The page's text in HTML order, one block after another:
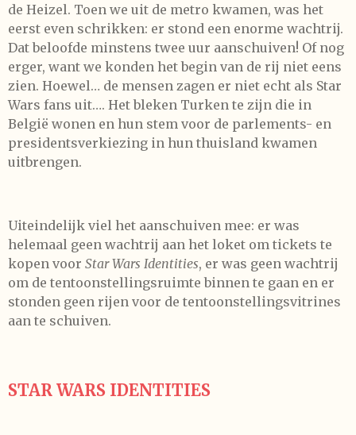
de Heizel. Toen we uit de metro kwamen, was het
eerst even schrikken: er stond een enorme wachtrij.
Dat beloofde minstens twee uur aanschuiven! Of nog
erger, want we konden het begin van de rij niet eens
zien. Hoewel… de mensen zagen er niet echt als Star
Wars fans uit…. Het bleken Turken te zijn die in
België wonen en hun stem voor de parlements- en
presidentsverkiezing in hun thuisland kwamen
uitbrengen.
Uiteindelijk viel het aanschuiven mee: er was
helemaal geen wachtrij aan het loket om tickets te
kopen voor Star Wars Identities, er was geen wachtrij
om de tentoonstellingsruimte binnen te gaan en er
stonden geen rijen voor de tentoonstellingsvitrines
aan te schuiven.
STAR WARS IDENTITIES